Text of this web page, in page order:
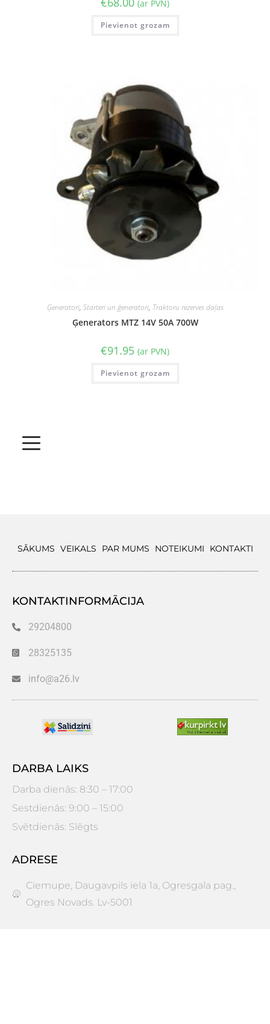
(ar PVN)
Pievienot grozam
Ģeneratori, Starteri un ģeneratori, Traktoru rezerves daļas
Ģenerators MTZ 14V 50A 700W
€91.95 (ar PVN)
Pievienot grozam
SĀKUMS VEIKALS PAR MUMS NOTEIKUMI KONTAKTI
KONTAKTINFORMĀCIJA
29204800
28325135
info@a26.lv
DARBA LAIKS
Darba dienās: 8:30 – 17:00
Sestdienās: 9:00 – 15:00
Svētdienās: Slēgts
ADRESE
Ciemupe, Daugavpils iela 1a, Ogresgala pag.,
Ogres Novads. Lv-5001